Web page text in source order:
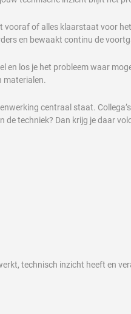
of alles klaarstaat voor
en bewaakt continu de
en los je het probleem waar
materialen.
centraal staat.
techniek? Dan krijg je daar
technisch inzicht heeft en